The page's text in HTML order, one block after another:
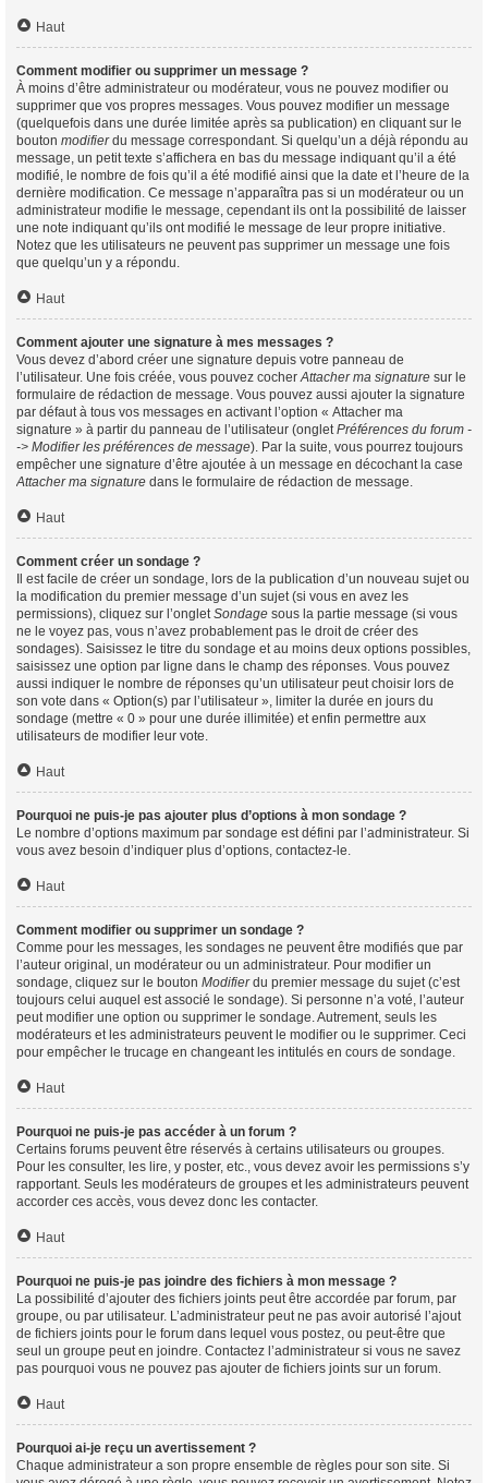
Haut
Comment modifier ou supprimer un message ?
À moins d’être administrateur ou modérateur, vous ne pouvez modifier ou
supprimer que vos propres messages. Vous pouvez modifier un message
(quelquefois dans une durée limitée après sa publication) en cliquant sur le
bouton modifierdu message correspondant. Si quelqu’un a déjà répondu au
message, un petit texte s’affichera en bas du message indiquant qu’il a été
modifié, le nombre de fois qu’il a été modifié ainsi que la date et l’heure de la
dernière modification. Ce message n’apparaîtra pas si un modérateur ou un
administrateur modifie le message, cependant ils ont la possibilité de laisser
une note indiquant qu’ils ont modifié le message de leur propre initiative.
Notez que les utilisateurs ne peuvent pas supprimer un message une fois
que quelqu’un y a répondu.
Haut
Comment ajouter une signature à mes messages ?
Vous devez d’abord créer une signature depuis votre panneau de
l’utilisateur. Une fois créée, vous pouvez cocherAttacher ma signature sur le
formulaire de rédaction de message. Vous pouvez aussi ajouter la signature
par défaut à tous vos messages en activant l’option « Attacher ma
signature » à partir du panneau de l’utilisateur (ongletPréférences du forum -
-> Modifier les préférences de message). Par la suite, vous pourrez toujours
empêcher une signature d’être ajoutée à un message en décochant la case
Attacher ma signature dans le formulaire de rédaction de message.
Haut
Comment créer un sondage ?
Il est facile de créer un sondage, lors de la publication d’un nouveau sujet ou
la modification du premier message d’un sujet (si vous en avez les
permissions), cliquez sur l’ongletSondage sous la partie message (si vous
ne le voyez pas, vous n’avez probablement pas le droit de créer des
sondages). Saisissez le titre du sondage et au moins deux options possibles,
saisissez une option par ligne dans le champ des réponses. Vous pouvez
aussi indiquer le nombre de réponses qu’un utilisateur peut choisir lors de
son vote dans « Option(s) par l’utilisateur », limiter la durée en jours du
sondage (mettre « 0 » pour une durée illimitée) et enfin permettre aux
utilisateurs de modifier leur vote.
Haut
Pourquoi ne puis-je pas ajouter plus d’options à mon sondage ?
Le nombre d’options maximum par sondage est défini par l’administrateur. Si
vous avez besoin d’indiquer plus d’options, contactez-le.
Haut
Comment modifier ou supprimer un sondage ?
Comme pour les messages, les sondages ne peuvent être modifiés que par
l’auteur original, un modérateur ou un administrateur. Pour modifier un
sondage, cliquez sur le bouton Modifierdu premier message du sujet (c’est
toujours celui auquel est associé le sondage). Si personne n’a voté, l’auteur
peut modifier une option ou supprimer le sondage. Autrement, seuls les
modérateurs et les administrateurs peuvent le modifier ou le supprimer. Ceci
pour empêcher le trucage en changeant les intitulés en cours de sondage.
Haut
Pourquoi ne puis-je pas accéder à un forum ?
Certains forums peuvent être réservés à certains utilisateurs ou groupes.
Pour les consulter, les lire, y poster, etc., vous devez avoir les permissions s’y
rapportant. Seuls les modérateurs de groupes et les administrateurs peuvent
accorder ces accès, vous devez donc les contacter.
Haut
Pourquoi ne puis-je pas joindre des fichiers à mon message ?
La possibilité d’ajouter des fichiers joints peut être accordée par forum, par
groupe, ou par utilisateur. L’administrateur peut ne pas avoir autorisé l’ajout
de fichiers joints pour le forum dans lequel vous postez, ou peut-être que
seul un groupe peut en joindre. Contactez l’administrateur si vous ne savez
pas pourquoi vous ne pouvez pas ajouter de fichiers joints sur un forum.
Haut
Pourquoi ai-je reçu un avertissement ?
Chaque administrateur a son propre ensemble de règles pour son site. Si